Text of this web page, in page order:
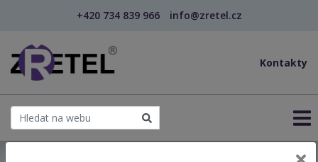
+420 734 839 966 info@zretel.cz
Kontakty